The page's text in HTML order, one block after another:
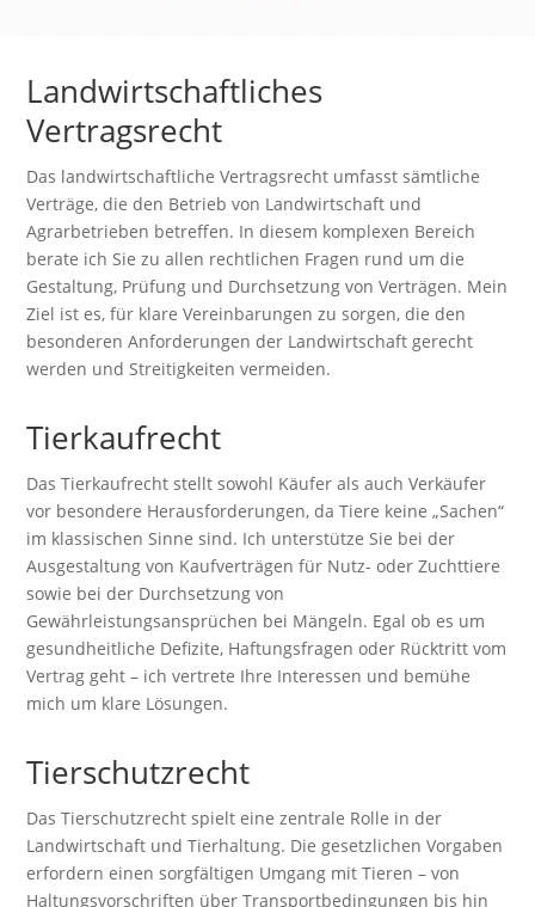
Landwirtschaftliches
Vertragsrecht
Das landwirtschaftliche Vertragsrecht umfasst sämtliche
Verträge, die den Betrieb von Landwirtschaft und
Agrarbetrieben betreffen. In diesem komplexen Bereich
berate ich Sie zu allen rechtlichen Fragen rund um die
Gestaltung, Prüfung und Durchsetzung von Verträgen. Mein
Ziel ist es, für klare Vereinbarungen zu sorgen, die den
besonderen Anforderungen der Landwirtschaft gerecht
werden und Streitigkeiten vermeiden.
Tierkaufrecht
Das Tierkaufrecht stellt sowohl Käufer als auch Verkäufer
vor besondere Herausforderungen, da Tiere keine „Sachen“
im klassischen Sinne sind. Ich unterstütze Sie bei der
Ausgestaltung von Kaufverträgen für Nutz- oder Zuchttiere
sowie bei der Durchsetzung von
Gewährleistungsansprüchen bei Mängeln. Egal ob es um
gesundheitliche Defizite, Haftungsfragen oder Rücktritt vom
Vertrag geht – ich vertrete Ihre Interessen und bemühe
mich um klare Lösungen.
Tierschutzrecht
Das Tierschutzrecht spielt eine zentrale Rolle in der
Landwirtschaft und Tierhaltung. Die gesetzlichen Vorgaben
erfordern einen sorgfältigen Umgang mit Tieren – von
Haltungsvorschriften über Transportbedingungen bis hin